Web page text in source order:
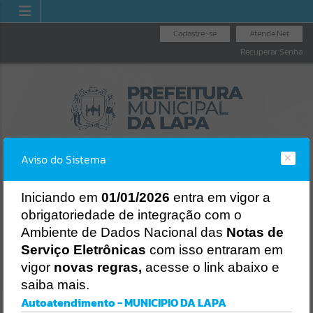
Atende.Net
Cadastre-se
Recuperar Senha
GERAL
DO MUNICÍPIO
LICITAÇÕES
NOTA FISCAL
ELETRÔNICA
Aviso do Sistema
Iniciando em 01/01/2026 entra em vigor a
obrigatoriedade de integração com o
Ambiente de Dados Nacional das Notas de
Serviço Eletrônicas com isso entraram em
vigor novas regras, acesse o link abaixo e
saiba mais.
Autoatendimento - MUNICIPIO DA LAPA
Erro
Gerenciamento do Sistema
Ocorreu um erro de script: